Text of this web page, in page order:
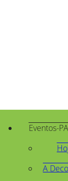
Eventos-
A